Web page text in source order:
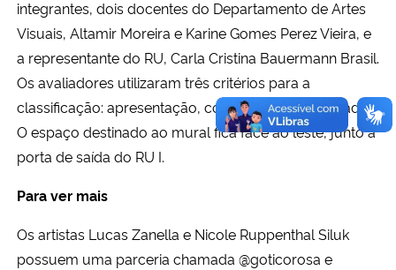
integrantes, dois docentes do Departamento de Artes
Visuais, Altamir Moreira e Karine Gomes Perez Vieira, e
a representante do RU, Carla Cristina Bauermann Brasil.
Os avaliadores utilizaram três critérios para a
classificação: apresentação, coerência e originalidade.
O espaço destinado ao mural fica face ao leste, junto à
porta de saída do RU I.
Para ver mais
Os artistas Lucas Zanella e Nicole Ruppenthal Siluk
possuem uma parceria chamada @goticorosa e